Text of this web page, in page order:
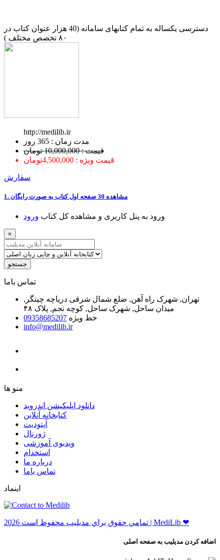
دسترسی یکساله به تمام کتابهای سامانه (40 هزار عنوان کتاب در
۸۰ تخصص مختلف )
http://medilib.ir
ﻣﺪﺕ ﺯﻣﺎﻥ : 365 ﺭﻭﺯ
قیمت : 10,000,000 تومان
قیمت ویژه : 4,500,000تومان
سفارش
1. ﻣﺸﺎﻫﺪﻩ 30 ﺻﻔﺤﻪ اﻭﻝ ﮐﺘﺎﺏ ﺑﻪ ﺻﻮﺭﺕ ﺭاﯾﮕﺎﻥ
ﻭﺭﻭﺩ ﺑﻪ ﭘﻨﻞ ﮐﺎﺭﺑﺮﯼ ﻭ ﻣﺸﺎﻫﺪﻩ ﮐﻞ ﮐﺘﺎﺏ ﻭﺭﻭﺩ
×
جستجو
ﺗﻤﺎﺱ ﺑﺎﻣﺎ
تهران, شهرک راه آهن, ضلع شمال شرقی دریاچه چیتگر,
میدان ساحل, شهرک ساحل, کوچه نجم, پلاک ۴۸
خط ویژه 09358685207
info@medilib.ir
ﻣﻨﻮ ﻫﺎ
دانلود اپلیکیشن اندروید
ﮐﺘﺎﺑﺨﺎﻧﻪ ﺁﻧﻼﯾﻦ
ﺁﭘﺘﻮﺩﯾﺖ
ﮊﻭﺭﻧﺎﻝ
ویدیوی آموزشی
استخدام
درباره ما
ﺗﻤﺎﺱ ﺑﺎﻣﺎ
اینماد
ﺗﻤﺎﻣﻲ ﺣﻘﻮﻕ ﺑﺮاﻱ ﻣﺪﻳﻠﻴﺐ ﻣﺤﻔﻮﻅ اﺳﺖ 2026 | MediLib ❤
اضافه کردن مدیلیب به صفحه اصلی